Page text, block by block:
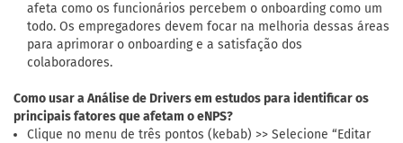
afeta como os funcionários percebem o onboarding como um
todo. Os empregadores devem focar na melhoria dessas áreas
para aprimorar o onboarding e a satisfação dos
colaboradores.
Como usar a Análise de Drivers em estudos para identificar os
principais fatores que afetam o eNPS?
Clique no menu de três pontos (kebab) >> Selecione “Editar